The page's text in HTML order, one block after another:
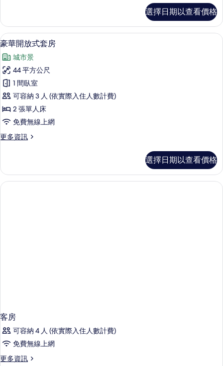
所
有
相
片
開
放
式
房
的
詳
情
選擇日期以查看價格
顯
示
豪
華
開
放
式
套
房
所
有
豪華開放式套房 | 客房內保險箱、書
6
豪華開放式套房
城市景
44 平方公尺
1 間臥室
可容納 3 人 (依實際入住人數計費)
2 張單人床
免費無線上網
更多資訊
更
開
放
式
選擇日期以查看價格
客房
可容納 4 人 (依實際入住人數計費)
免費無線上網
更多資訊
更